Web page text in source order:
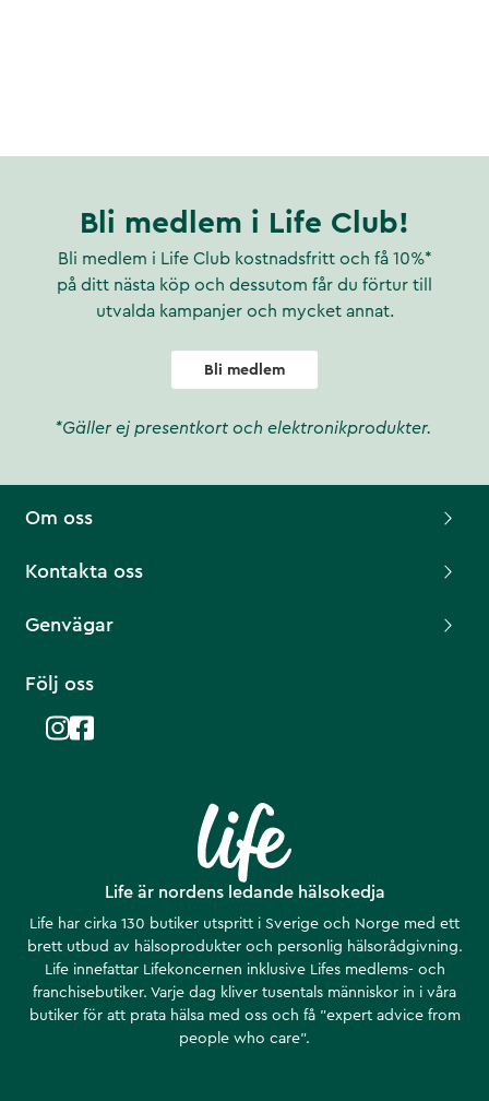
Bli medlem i Life Club!
Bli medlem i Life Club kostnadsfritt och få 10%*
på ditt nästa köp och dessutom får du förtur till
utvalda kampanjer och mycket annat.
Bli medlem
*Gäller ej presentkort och elektronikprodukter.
Life är nordens ledande hälsokedja
Life har cirka 130 butiker utspritt i Sverige och Norge med ett
brett utbud av hälsoprodukter och personlig hälsorådgivning.
Life innefattar Lifekoncernen inklusive Lifes medlems- och
franchisebutiker. Varje dag kliver tusentals människor in i våra
butiker för att prata hälsa med oss och få ”expert advice from
people who care”.
Om oss
Kontakta oss
Genvägar
Följ oss